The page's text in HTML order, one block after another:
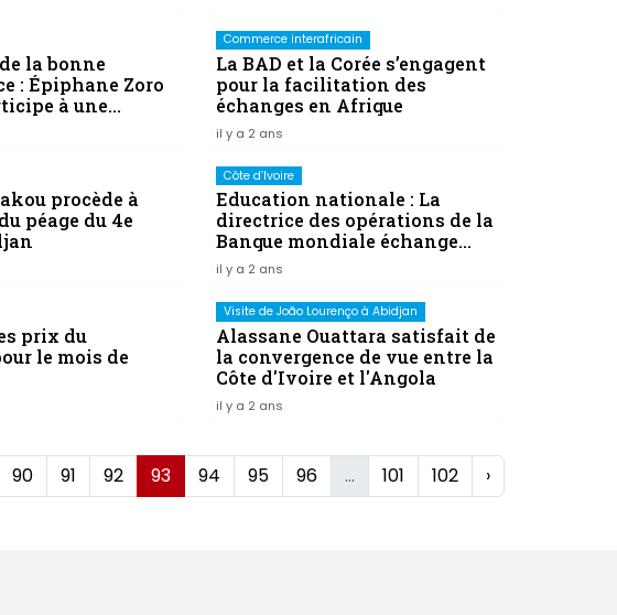
la bonne
: Épiphane Zoro
à une
des
Commerce interafricain
La BAD et la Corée s’engagent
pour la facilitation des
échanges en Afrique
il y a 2 ans
procède à
péage du 4e
Côte d’Ivoire
Education nationale : La
directrice des opérations de la
Banque mondiale échange
avec Mariatou Koné
il y a 2 ans
prix du
le mois de
Visite de João Lourenço à Abidjan
Alassane Ouattara satisfait de
la convergence de vue entre la
Côte d'Ivoire et l'Angola
il y a 2 ans
90 91 92 93 94 95 96 ... 101 102 ›